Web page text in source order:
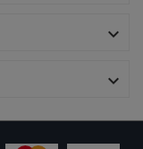

